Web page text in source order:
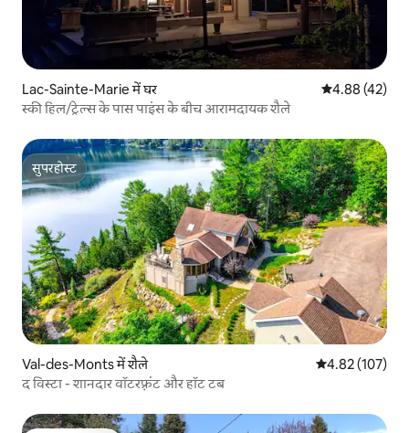
Lac-Sainte-Marie में घर औसत रेटिंग 5 में
4.88 (42)
स्की हिल/ट्रेल्स के पास पाइंस के बीच आरामदायक शैले
सुपरहोस्ट
सुपरहोस्ट
Val-des-Monts में शैले औसत रेटिंग 5 में से
4.82 (107)
द विस्टा - शानदार वॉटरफ़्रंट और हॉट टब